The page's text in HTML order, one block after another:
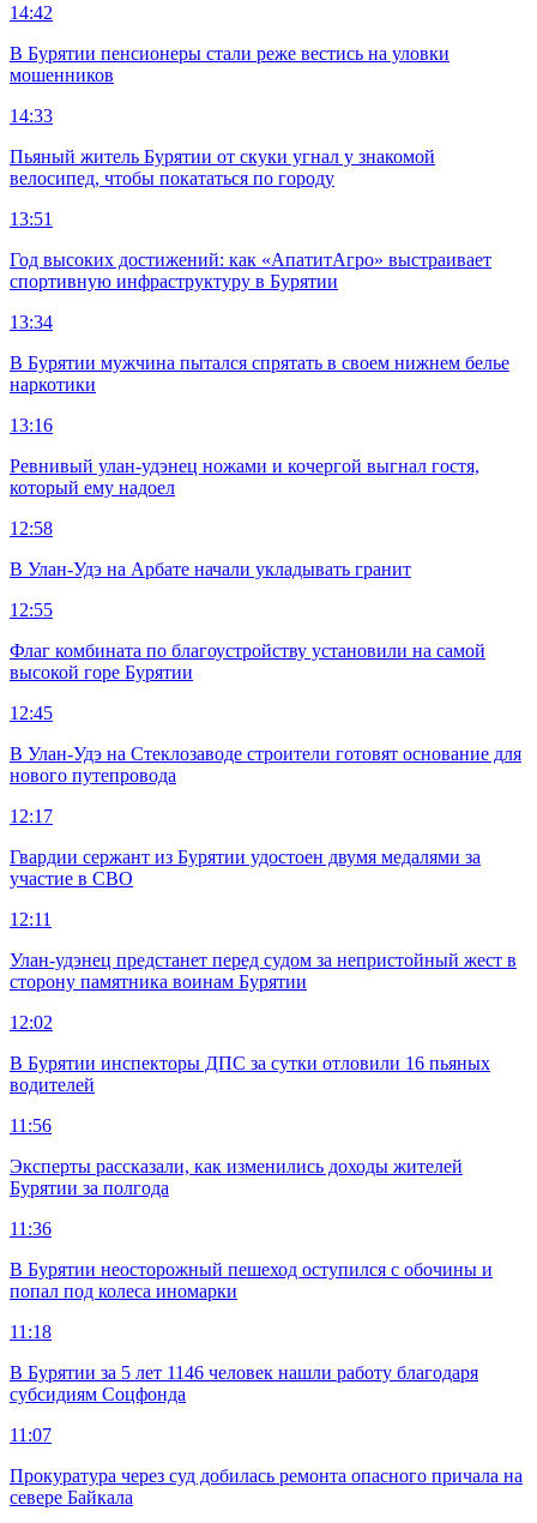
14:42
В Бурятии пенсионеры стали реже вестись на уловки
мошенников
14:33
Пьяный житель Бурятии от скуки угнал у знакомой
велосипед, чтобы покататься по городу
13:51
Год высоких достижений: как «АпатитАгро» выстраивает
спортивную инфраструктуру в Бурятии
13:34
В Бурятии мужчина пытался спрятать в своем нижнем белье
наркотики
13:16
Ревнивый улан-удэнец ножами и кочергой выгнал гостя,
который ему надоел
12:58
В Улан-Удэ на Арбате начали укладывать гранит
12:55
Флаг комбината по благоустройству установили на самой
высокой горе Бурятии
12:45
В Улан-Удэ на Стеклозаводе строители готовят основание для
нового путепровода
12:17
Гвардии сержант из Бурятии удостоен двумя медалями за
участие в СВО
12:11
Улан-удэнец предстанет перед судом за непристойный жест в
сторону памятника воинам Бурятии
12:02
В Бурятии инспекторы ДПС за сутки отловили 16 пьяных
водителей
11:56
Эксперты рассказали, как изменились доходы жителей
Бурятии за полгода
11:36
В Бурятии неосторожный пешеход оступился с обочины и
попал под колеса иномарки
11:18
В Бурятии за 5 лет 1146 человек нашли работу благодаря
субсидиям Соцфонда
11:07
Прокуратура через суд добилась ремонта опасного причала на
севере Байкала